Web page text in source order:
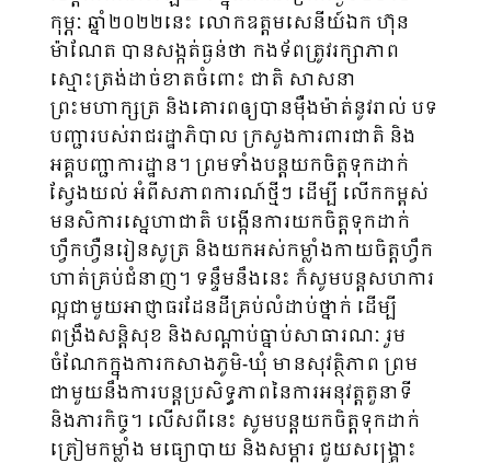
កុម្ភៈ ឆ្នាំ២០២២នេះ លោកឧត្តមសេនីយ៍ឯក ហ៊ុន
ម៉ាណែត បានសង្កត់ធ្ងន់ថា កងទ័ពត្រូវរក្សាភាព
ស្មោះត្រង់ដាច់ខាតចំពោះ ជាតិ សាសនា
ព្រះមហាក្សត្រ និងគោរពឲ្យបានម៉ឺងម៉ាត់នូវរាល់ បទ
បញ្ជារបស់រាជរដ្ឋាភិបាល ក្រសួងការពារជាតិ និង
អគ្គបញ្ជាការដ្ឋាន។ ព្រមទាំងបន្តយកចិត្តទុកដាក់
ស្វែងយល់ អំពីសភាពការណ៍ថ្មីៗ ដើម្បី លើកកម្ពស់
មនសិការស្នេហាជាតិ បង្កើនការយកចិត្តទុកដាក់
ហ្វឹកហ្វឺនរៀនសូត្រ និងយកអស់កម្លាំងកាយចិត្តហ្វឹក
ហាត់គ្រប់ជំនាញ។ ទន្ទឹមនឹងនេះ ក៏សូមបន្តសហការ
ល្អជាមួយអាជ្ញាធរដែនដីគ្រប់លំដាប់ថ្នាក់ ដើម្បី
ពង្រឹងសន្តិសុខ និងសណ្តាប់ធ្នាប់សាធារណៈ រួម
ចំណែកក្នុងការកសាងភូមិ-ឃុំ មានសុវត្ថិភាព ព្រម
ជាមួយនឹងការបន្តប្រសិទ្ធភាពនៃការអនុវត្តតួនាទី
និងភារកិច្ច។ លើសពីនេះ សូមបន្តយកចិត្តទុកដាក់
ត្រៀមកម្លាំង មធ្យោបាយ និងសម្ភារ ជួយសង្គ្រោះ